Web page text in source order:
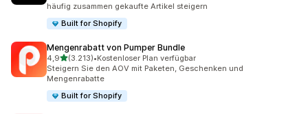
häufig zusammen gekaufte Artikel steigern
Built for Shopify
Mengenrabatt von Pumper Bundle
4,9von 5 Sternen
(3.213)
3213 Rezensionen insgesamt
•Kostenloser Plan verfügbar
Steigern Sie den AOV mit Paketen, Geschenken und
Mengenrabatte
Built for Shopify